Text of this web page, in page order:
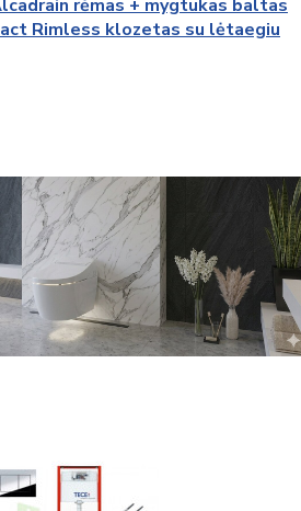
rėmas + mygtukas baltas
Rimless klozetas su lėtaegiu